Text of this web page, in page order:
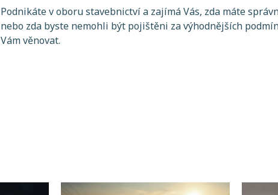
Podnikáte v oboru stavebnictví a zajímá Vás, zda máte
nebo zda byste nemohli být pojištěni za výhodnějších
Vám věnovat.